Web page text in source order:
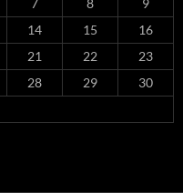
7 8
9
14 15
16
21 22
23
28 29
30